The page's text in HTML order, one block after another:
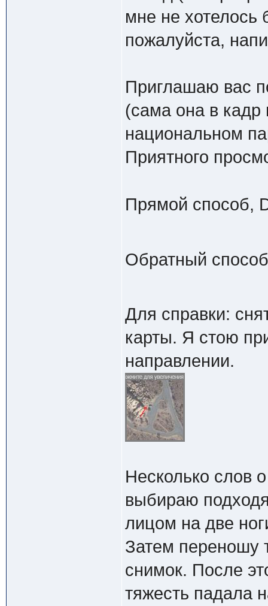
мне не хотелось
пожалуйста,
Приглашаю вас
(сама она в кадр
национальном
Приятного
Прямой способ,
Обратный
Для справки:
карты. Я стою
направлении.
Несколько слов
выбираю
лицом на две
Затем переношу
снимок. После
тяжесть падала